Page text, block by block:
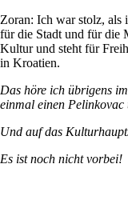
Zoran: Ich war stolz, als
für die Stadt und für die
Kultur und steht für
in Kroatien.
Das höre ich übrigens
einmal einen Pelinkovac
Und auf das
Es ist noch nicht vorbei!